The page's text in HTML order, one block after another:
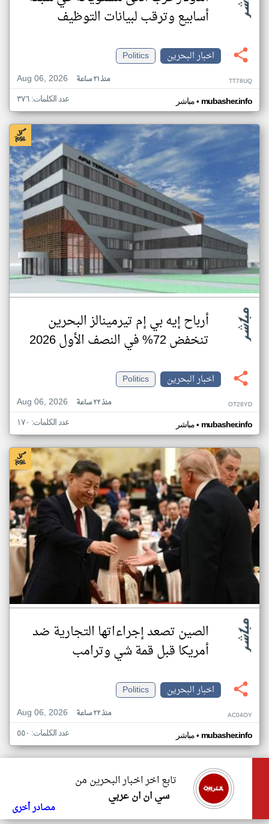
أسابيع وترقب لبيانات التوظيف
اخبار البحرين
Politics
Aug 06, 2026
منذ ٢١ ساعة TT78UQ
مباشر• mubasher.info عدد الكلمات: ٣٧٦
أرباح إيه بي إم تيرمينالز البحرين
تنخفض 72% في النصف الأول 2026
اخبار البحرين
Politics
Aug 06, 2026
منذ ٢٢ ساعة OT28YD
مباشر• mubasher.info عدد الكلمات: ١٧٠
الصين تصعد إجراءاتها التجارية ضد
أمريكا قبل قمة شي وترامب
اخبار البحرين
Politics
Aug 06, 2026
منذ ٢٢ ساعة AC04OY
مباشر• mubasher.info عدد الكلمات: ٥٥٠
تابع اخر اخبار البحرين من
سي ان ان عربي
مصادر أخرى